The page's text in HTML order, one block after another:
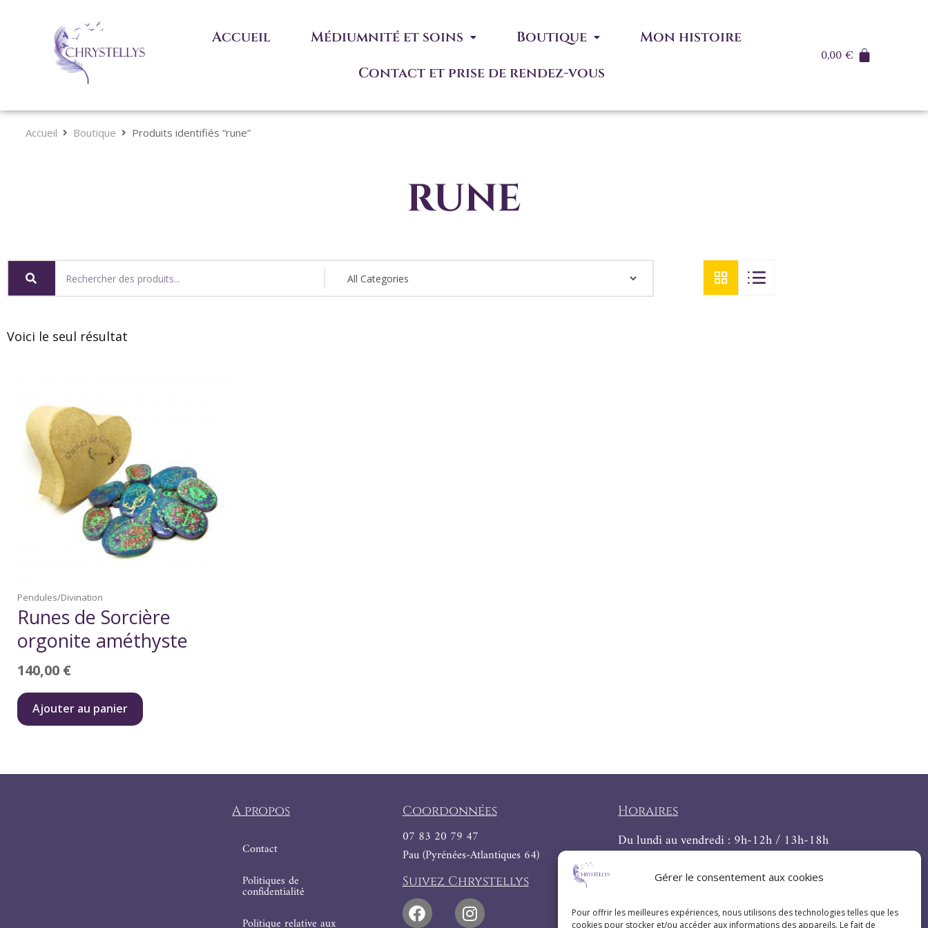
Gérer le consentement aux cookies
Pour offrir les meilleures expériences, nous utilisons des technologies telles que les
cookies pour stocker et/ou accéder aux informations des appareils. Le fait de
Accueil Médiumnité et soins Boutique
Mon histoire
Contact et prise de rendez-vous
0,00€
Accueil Boutique Produits identifiés “rune”
rune
Voici le seul résultat
Pendules/Divination
Runes de Sorcière
orgonite améthyste
140,00 €
Ajouter au panier
A propos
Contact
Politiques de
confidentialité
Politique relative aux
Coordonnées
07 83 20 79 47
Pau (Pyrénées-Atlantiques 64)
Suivez Chrystellys
Horaires
Du lundi au vendredi : 9h-12h / 13h-18h
Le samedi : 9h-12h